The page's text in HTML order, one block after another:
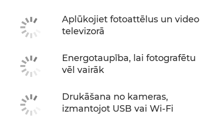
Aplūkojiet fotoattēlus un video
televizorā
Energotaupība, lai fotografētu
vēl vairāk
Drukāšana no kameras,
izmantojot USB vai Wi-Fi